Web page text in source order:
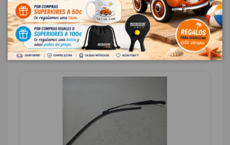
OEM:55708F4120
ID:1416664
88,00 € Sin IVA
106,48 € Con IVA